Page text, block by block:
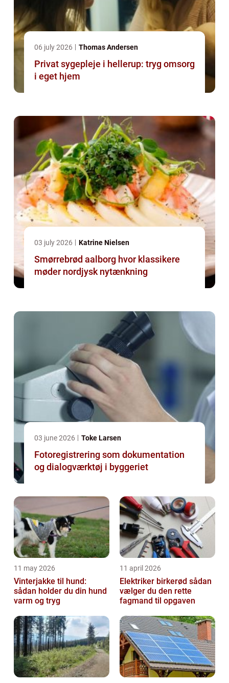
06 july 2026 Thomas Andersen
Privat sygepleje i hellerup: tryg omsorg
i eget hjem
03 july 2026 Katrine Nielsen
Smørrebrød aalborg hvor klassikere
møder nordjysk nytænkning
03 june 2026 Toke Larsen
Fotoregistrering som dokumentation
og dialogværktøj i byggeriet
11 may 2026
Vinterjakke til hund:
sådan holder du din hund
varm og tryg
11 april 2026
Elektriker birkerød sådan
vælger du den rette
fagmand til opgaven